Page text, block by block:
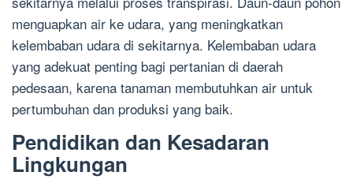
menguapkan air ke udara, yang meningkatkan
kelembaban udara di sekitarnya. Kelembaban udara
yang adekuat penting bagi pertanian di daerah
pedesaan, karena tanaman membutuhkan air untuk
pertumbuhan dan produksi yang baik.
Pendidikan dan Kesadaran
Lingkungan